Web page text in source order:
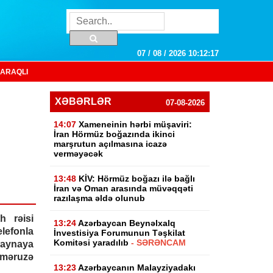
07 / 08 / 2026 10:12:18
rəisi
XƏBƏRLƏR 07-08-2026
14:07 Xameneinin hərbi müşaviri:
İran Hörmüz boğazında ikinci
marşrutun açılmasına icazə
verməyəcək
13:48 KİV: Hörmüz boğazı ilə bağlı
İran və Oman arasında müvəqqəti
razılaşma əldə olunub
13:24 Azərbaycan Beynəlxalq
İnvestisiya Forumunun Təşkilat
Komitəsi yaradılıb- SƏRƏNCAM
13:23 Azərbaycanın Malayziyadakı